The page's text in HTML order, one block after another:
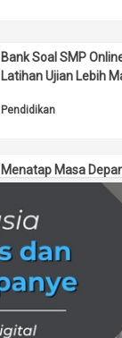
Bank Soal SMP
Latihan Ujian Lebih
Pendidikan
Menatap Masa
Seberapa Siap
Algoritma Pencarian
Evaluasi Performa
Kunci Strategi